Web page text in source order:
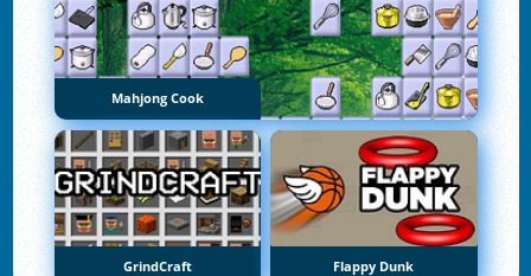
Mahjong Cook
GrindCraft Flappy Dunk